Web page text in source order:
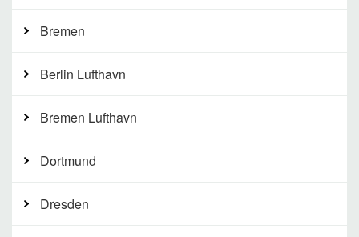
Bremen
Berlin Lufthavn
Bremen Lufthavn
Dortmund
Dresden